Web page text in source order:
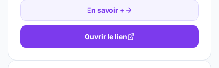
En savoir +
Ouvrir le lien